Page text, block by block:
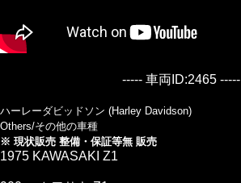
----- 車両ID:2465 -----
ハーレーダビッドソン (Harley Davidson)
Others/その他の車種
※ 現状販売 整備・保証等無 販売
1975 KAWASAKI Z1